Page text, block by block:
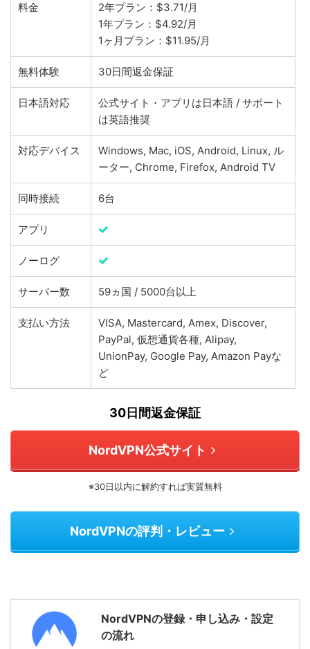
料金
2年プラン：$3.71/月
1年プラン：$4.92/月
1ヶ月プラン：$11.95/月
無料体験 30日間返金保証
日本語対応
公式サイト・アプリは日本語 / サポート
は英語推奨
対応デバイス
Windows, Mac, iOS, Android, Linux, ル
ーター, Chrome, Firefox, Android TV
同時接続 6台
アプリ
ノーログ
サーバー数 59ヵ国 / 5000台以上
支払い方法
VISA, Mastercard, Amex, Discover,
PayPal, 仮想通貨各種, Alipay,
UnionPay, Google Pay, Amazon Payな
ど
30日間返金保証
NordVPN公式サイト
※30日以内に解約すれば実質無料
NordVPNの評判・レビュー
NordVPNの登録・申し込み・設定
の流れ